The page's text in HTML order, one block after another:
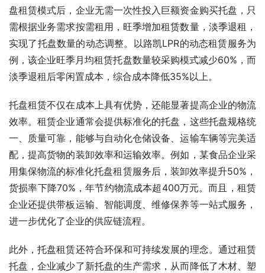
盘租赁模式后，企业无需一次性投入巨额资金购买托盘，只
需根据业务需求按需租用，旺季增加租赁数量，淡季退租，
实现了托盘数量的动态调整。以路凯LPR的动态租赁服务为
例，该企业旺季月均租赁托盘数量较采购模式减少60%，而
淡季退租后零闲置成本，综合成本降低35%以上。
托盘租赁不仅在成本上具有优势，还能显著提高企业的物流
效率。租赁企业通常会提供标准化的托盘，这些托盘规格统
一、质量可靠，能够与自动化仓储设备、运输车辆等完美适
配，提高货物的装卸效率和运输效率。例如，某食品企业采
用集保物流的标准化托盘租赁服务后，装卸效率提升50%，
货损率下降70%，年节约物流成本超400万元。而且，租赁
企业还提供带板运输、智能调度、维修保养等一站式服务，
进一步优化了企业的供应链流程。
此外，托盘租赁还符合环保和可持续发展的理念。通过租赁
托盘，企业减少了新托盘的生产需求，从而降低了木材、塑